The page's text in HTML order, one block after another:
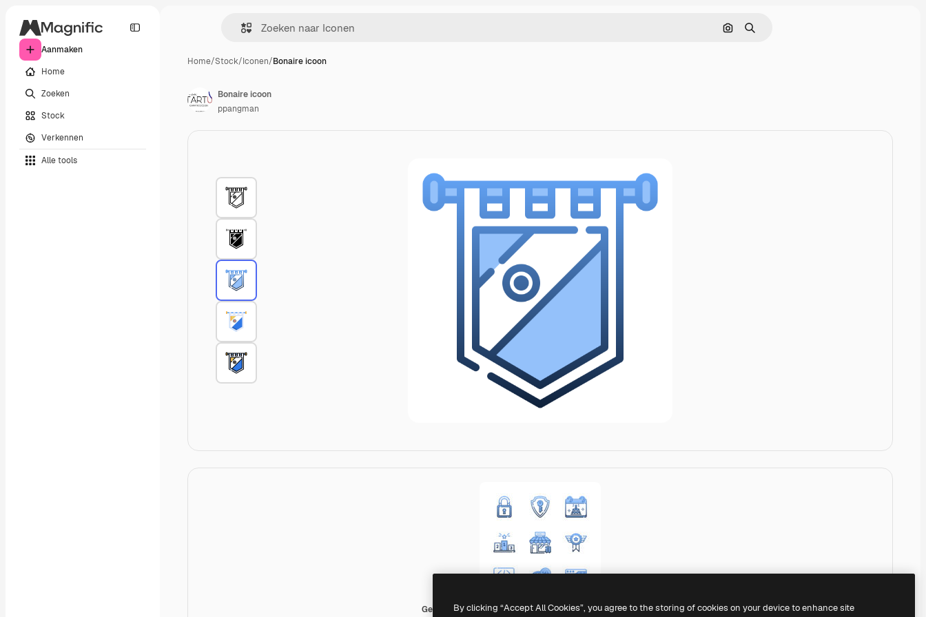
Aanmaken
Home
Zoeken
Stock
Verkennen
Alle tools
Zoeken op afbeelding
Zoeken
Home/Stock/Iconen/Bonaire icoon
Generic Blue
Bonaire icoon
ppangman
By clicking “Accept All Cookies”, you agree to the storing of cookies on your device to enhance site